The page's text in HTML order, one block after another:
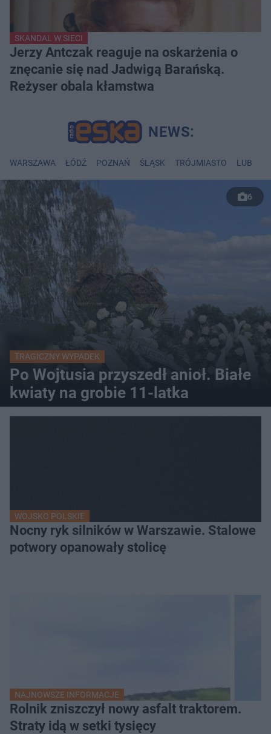
SKANDAL W SIECI
Jerzy Antczak reaguje na oskarżenia o
znęcanie się nad Jadwigą Barańską.
Reżyser obala kłamstwa
WARSZAWA ŁÓDŹ POZNAŃ ŚLĄSK TRÓJMIASTO LUBLIN
6
TRAGICZNY WYPADEK
Po Wojtusia przyszedł anioł. Białe
kwiaty na grobie 11-latka
WOJSKO POLSKIE
Nocny ryk silników w Warszawie. Stalowe
potwory opanowały stolicę
NAJNOWSZE INFORMACJE
Rolnik zniszczył nowy asfalt traktorem.
Straty idą w setki tysięcy